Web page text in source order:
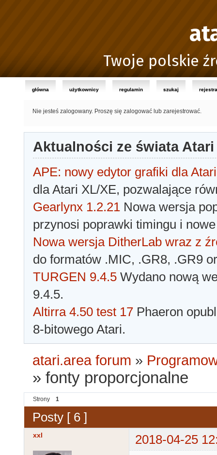
Twoje polskie
główna użytkownicy regulamin szukaj
Nie jesteś zalogowany. Proszę się zalogować lub zarejestrować.
Aktualności ze świata Atari
APE: nowy edytor grafiki dla Atari
dla Atari XL/XE, pozwalające
Gearlynx 1.2.21 Nowa wersja
przynosi poprawki timingu i
Nowa wersja DitherLab wraz z
do formatów .MIC, .GR8, .GR9
TURGEN 9.4.5 Wydano nową
9.4.5.
Altirra 4.50 test 17 Phaeron
8-bitowego Atari.
atari.area forum »
»fonty proporcjonalne
Strony 1
Posty [ 6 ]
xxl 2018-04-25